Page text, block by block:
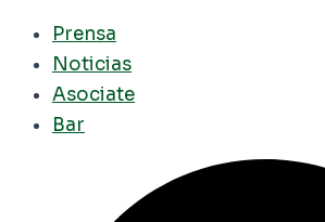
Prensa
Noticias
Asociate
Bar